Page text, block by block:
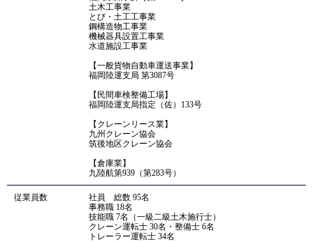
土木工事業
とび・土工工事業
鋼構造物工事業
機械器具設置工事業
水道施設工事業
【一般貨物自動車運送事業】
福岡陸運支局 第3087号
【民間車検整備工場】
福岡陸運支局指定（佐）133号
【クレーンリース業】
九州クレーン協会
筑後地区クレーン協会
【倉庫業】
九陸航第939（第283号）
従業員数
社員 総数 95名
事務職 18名
技能職 7名（一級二級土木施行士）
クレーン運転士 30名・整備士 6名
トレーラー運転士 34名